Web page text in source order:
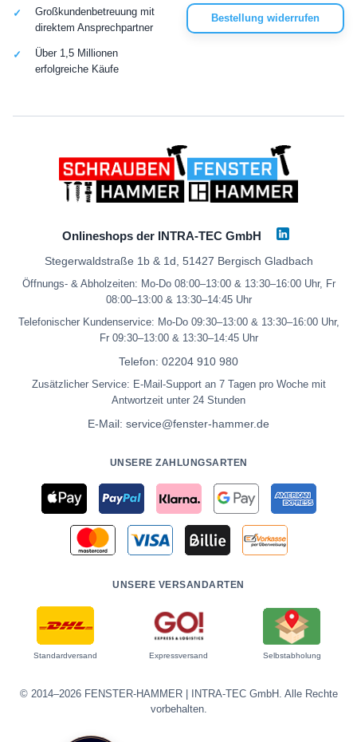
Bestellung widerrufen
Großkundenbetreuung mit
direktem Ansprechpartner
Über 1,5 Millionen
erfolgreiche Käufe
Onlineshops der INTRA-TEC GmbH
Stegerwaldstraße 1b & 1d, 51427 Bergisch Gladbach
Öffnungs- & Abholzeiten: Mo-Do 08:00–13:00 & 13:30–16:00 Uhr, Fr
08:00–13:00 & 13:30–14:45 Uhr
Telefonischer Kundenservice: Mo-Do 09:30–13:00 & 13:30–16:00 Uhr,
Fr 09:30–13:00 & 13:30–14:45 Uhr
Telefon: 02204 910 980
Zusätzlicher Service: E-Mail-Support an 7 Tagen pro Woche mit
Antwortzeit unter 24 Stunden
E-Mail: service@fenster-hammer.de
UNSERE ZAHLUNGSARTEN
UNSERE VERSANDARTEN
Standardversand Expressversand Selbstabholung
© 2014–2026 FENSTER-HAMMER | INTRA-TEC GmbH. Alle Rechte
vorbehalten.